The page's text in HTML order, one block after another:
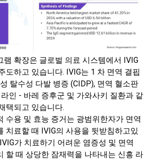
램 확장은 글로벌 의료 시스템에서 IVIG
도하고 있습니다. IVIG는 1 차 면역 결핍
탈수성 다발 병증 (CIDP), 면역 혈소판
인 - 바레 증후군 및 가와사키 질환과 같
택되고 있습니다.
수용 및 효능 증거는 광범위한자가 면역
치료할 때 IVIG의 사용을 뒷받침하고있
가 치료하기 어려운 염증성 및 면역
할 때 상당한 잠재력을 나타내는 신흥 라